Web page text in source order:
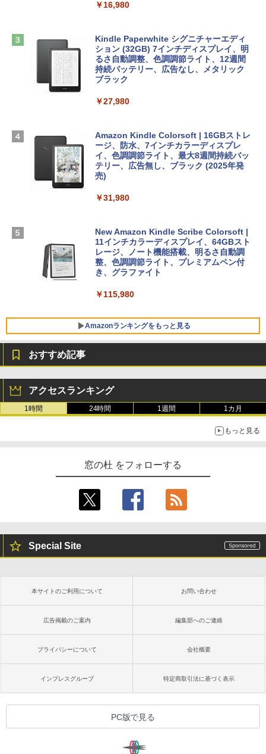
Apple 2026 MacBook Air M5チップ搭載
13インチノートブック：AIとApple Intell
igence、13.6インチLiquid Retinaディ
スプレイ、16GBユニファイドメモリ、1
ームカメラ、日本語キーボード、Touch I
￥261,414
【Amazon.co.jp限定】 HP ノートパソコ
ン 15-fd 15.6インチ 16GBメモリ 512GB
FMV ノートパソコン WE1-K3 (MS 365 P
ersonal/Copilotキー搭載/Win 11/15.6型/
Core i5/16GB/SSD 512GB/ホワイト) FM
VWK3E15W_AZ
￥139,880
インゲームコード】 ロブロックス | オン
ラインコード版
￥3,200
Robloxギフトカード - 1000 Robux 【限
ラインコード版
￥1,600
ト): Java & Bedrock Edition | オンライ
￥3,600
ClaudeCode いちばんやさしい 教科書:
にもKindle出版にも！ 非エンジニアのた
めのAIコーディング入門シリーズ
￥99
1冊ですべて身につくHTML & CSSとWe
￥1,292
FM TOWNS ハイパー・カタログ: 本体ハ
ェクトリストと最新エミュレータ紹介
￥16,980
Kindle Paperwhite シグニチャーエディ
ション (32GB) 7インチディスプレイ、明
るさ自動調整、色調調節ライト、12週間
持続バッテリー、広告なし、メタリック
ブラック
￥27,980
Amazon Kindle Colorsoft | 16GBストレ
ージ、防水、7インチカラーディスプレ
イ、色調調節ライト、最大8週間持続バッ
テリー、広告無し、ブラック (2025年発
売)
￥31,980
New Amazon Kindle Scribe Colorsoft |
11インチカラーディスプレイ、64GBスト
レージ、ノート機能搭載、明るさ自動調
整、色調調節ライト、プレミアムペン付
き、グラファイト
￥115,980
Amazonランキングをもっと見る
おすすめ記事
アクセスランキング
1時間 24時間 1週間 1カ月
もっと見る
窓の杜 をフォローする
Special Site
本サイトのご利用について お問い合わせ
広告掲載のご案内 編集部へのご連絡
プライバシーについて 会社概要
インプレスグループ 特定商取引法に基づく表示
PC版で見る